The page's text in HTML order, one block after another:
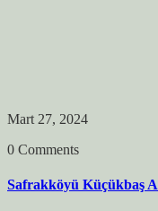
Mart 27, 2024
0 Comments
Safrakköyü Küçükbaş